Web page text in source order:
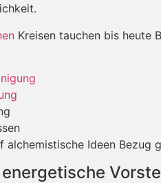
Kreisen tauchen bis heute
Ideen Bezug